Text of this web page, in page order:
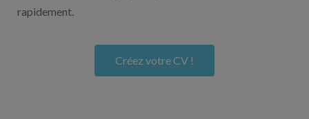
rapidement.
Créez votre CV !